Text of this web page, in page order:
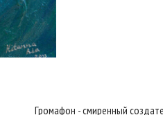
Громафон - смиренный